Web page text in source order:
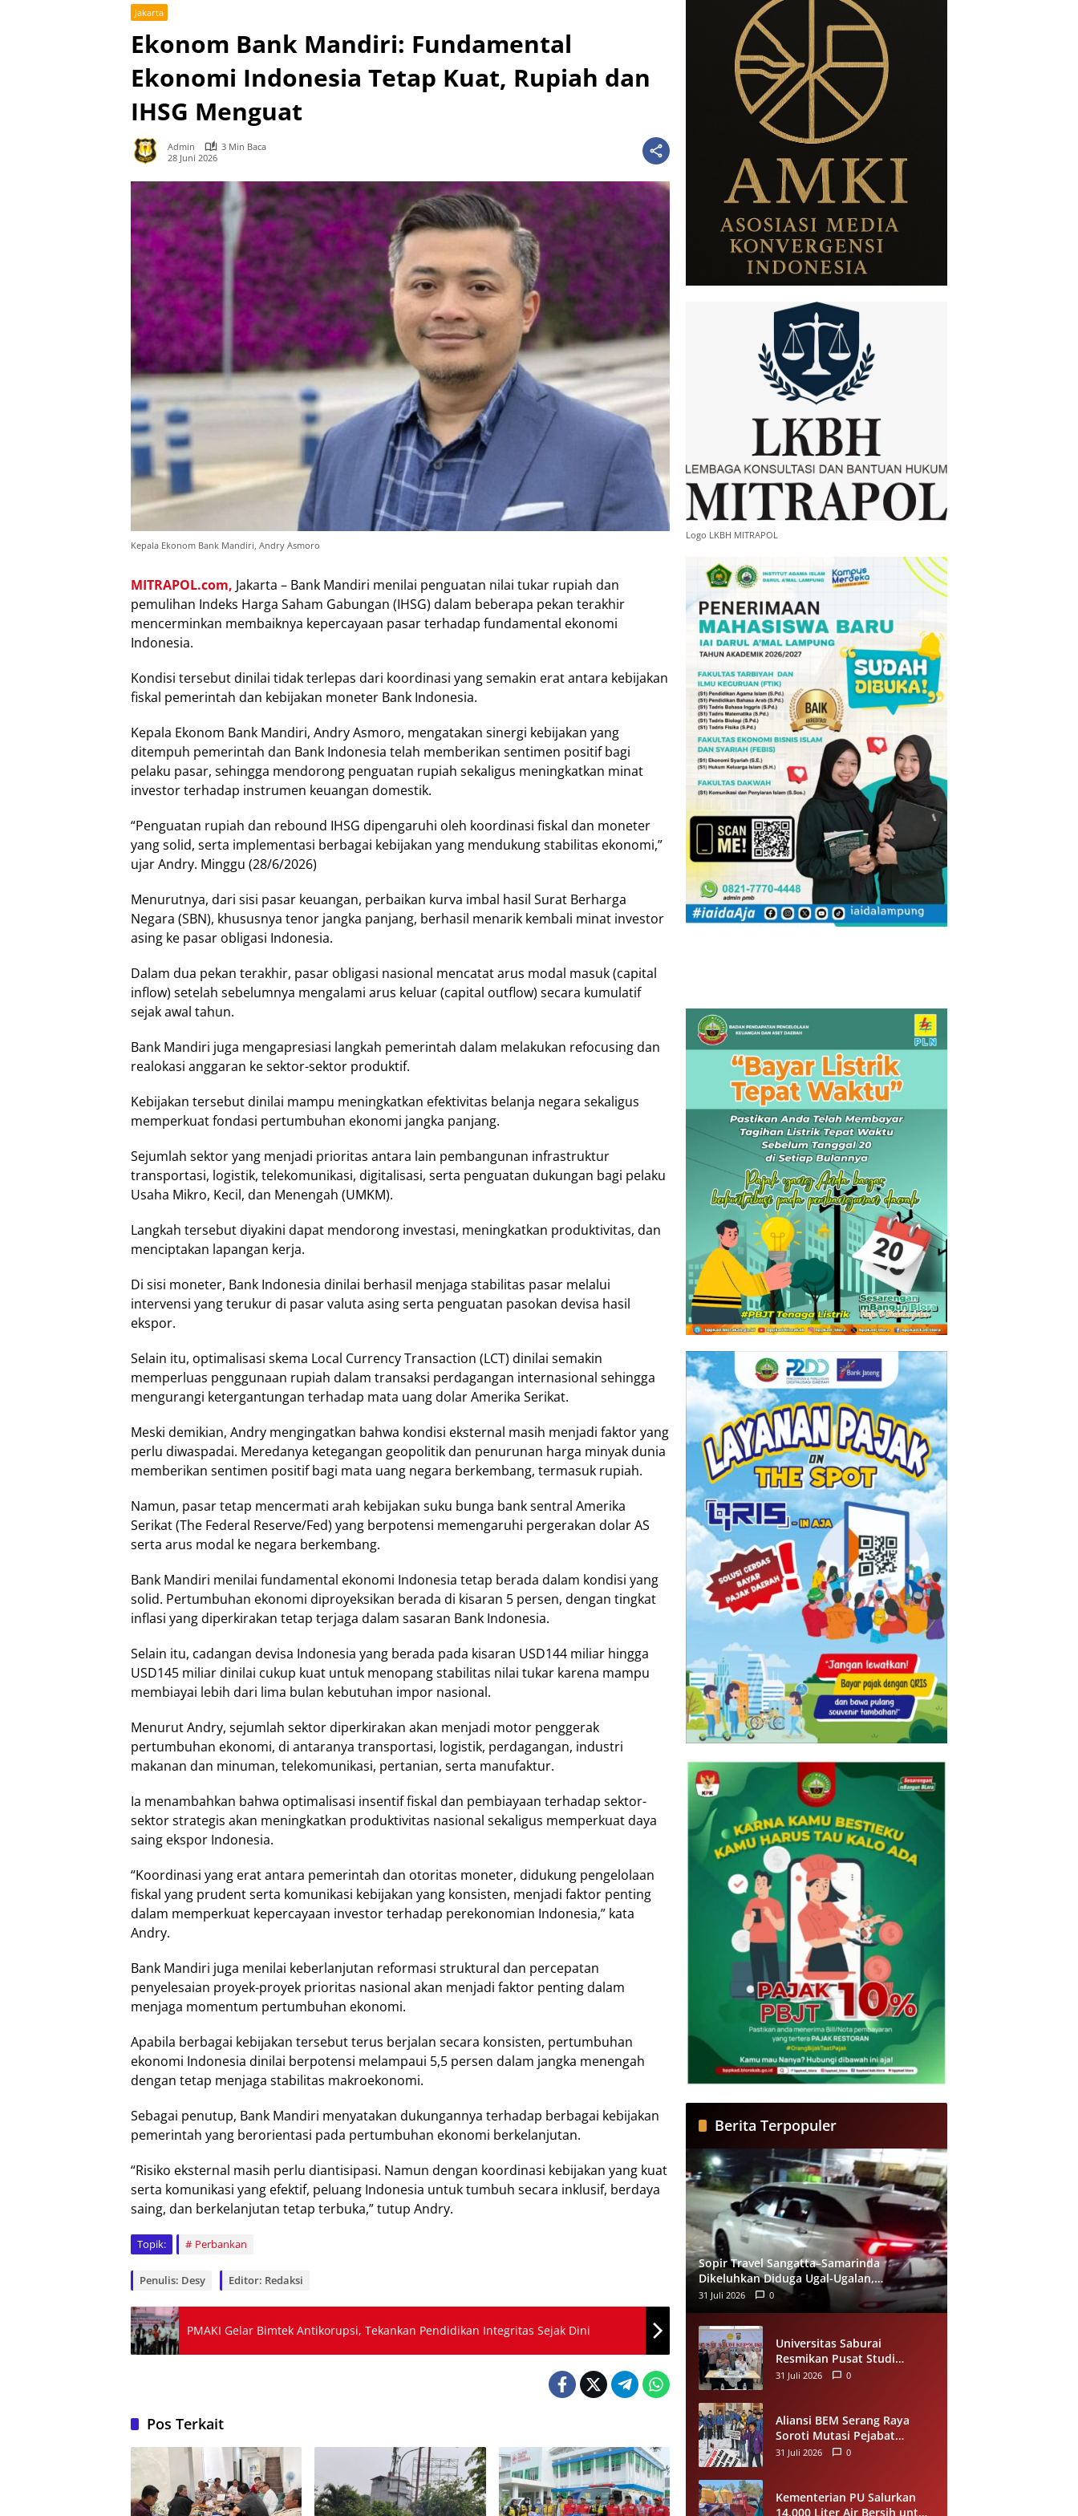
Jakarta
Ekonom Bank Mandiri: Fundamental
Ekonomi Indonesia Tetap Kuat, Rupiah dan
IHSG Menguat
Admin
3 Min Baca
28 Juni 2026
Kepala Ekonom Bank Mandiri, Andry Asmoro
MITRAPOL.com, Jakarta – Bank Mandiri menilai penguatan nilai tukar rupiah dan
pemulihan Indeks Harga Saham Gabungan (IHSG) dalam beberapa pekan terakhir
mencerminkan membaiknya kepercayaan pasar terhadap fundamental ekonomi
Indonesia.
Kondisi tersebut dinilai tidak terlepas dari koordinasi yang semakin erat antara kebijakan
fiskal pemerintah dan kebijakan moneter Bank Indonesia.
Kepala Ekonom Bank Mandiri, Andry Asmoro, mengatakan sinergi kebijakan yang
ditempuh pemerintah dan Bank Indonesia telah memberikan sentimen positif bagi
pelaku pasar, sehingga mendorong penguatan rupiah sekaligus meningkatkan minat
investor terhadap instrumen keuangan domestik.
“Penguatan rupiah dan rebound IHSG dipengaruhi oleh koordinasi fiskal dan moneter
yang solid, serta implementasi berbagai kebijakan yang mendukung stabilitas ekonomi,”
ujar Andry. Minggu (28/6/2026)
Menurutnya, dari sisi pasar keuangan, perbaikan kurva imbal hasil Surat Berharga
Negara (SBN), khususnya tenor jangka panjang, berhasil menarik kembali minat investor
asing ke pasar obligasi Indonesia.
Dalam dua pekan terakhir, pasar obligasi nasional mencatat arus modal masuk (capital
inflow) setelah sebelumnya mengalami arus keluar (capital outflow) secara kumulatif
sejak awal tahun.
Bank Mandiri juga mengapresiasi langkah pemerintah dalam melakukan refocusing dan
realokasi anggaran ke sektor-sektor produktif.
Kebijakan tersebut dinilai mampu meningkatkan efektivitas belanja negara sekaligus
memperkuat fondasi pertumbuhan ekonomi jangka panjang.
Sejumlah sektor yang menjadi prioritas antara lain pembangunan infrastruktur
transportasi, logistik, telekomunikasi, digitalisasi, serta penguatan dukungan bagi pelaku
Usaha Mikro, Kecil, dan Menengah (UMKM).
Langkah tersebut diyakini dapat mendorong investasi, meningkatkan produktivitas, dan
menciptakan lapangan kerja.
Di sisi moneter, Bank Indonesia dinilai berhasil menjaga stabilitas pasar melalui
intervensi yang terukur di pasar valuta asing serta penguatan pasokan devisa hasil
ekspor.
Selain itu, optimalisasi skema Local Currency Transaction (LCT) dinilai semakin
memperluas penggunaan rupiah dalam transaksi perdagangan internasional sehingga
mengurangi ketergantungan terhadap mata uang dolar Amerika Serikat.
Meski demikian, Andry mengingatkan bahwa kondisi eksternal masih menjadi faktor yang
perlu diwaspadai. Meredanya ketegangan geopolitik dan penurunan harga minyak dunia
memberikan sentimen positif bagi mata uang negara berkembang, termasuk rupiah.
Namun, pasar tetap mencermati arah kebijakan suku bunga bank sentral Amerika
Serikat (The Federal Reserve/Fed) yang berpotensi memengaruhi pergerakan dolar AS
serta arus modal ke negara berkembang.
Bank Mandiri menilai fundamental ekonomi Indonesia tetap berada dalam kondisi yang
solid. Pertumbuhan ekonomi diproyeksikan berada di kisaran 5 persen, dengan tingkat
inflasi yang diperkirakan tetap terjaga dalam sasaran Bank Indonesia.
Selain itu, cadangan devisa Indonesia yang berada pada kisaran USD144 miliar hingga
USD145 miliar dinilai cukup kuat untuk menopang stabilitas nilai tukar karena mampu
membiayai lebih dari lima bulan kebutuhan impor nasional.
Menurut Andry, sejumlah sektor diperkirakan akan menjadi motor penggerak
pertumbuhan ekonomi, di antaranya transportasi, logistik, perdagangan, industri
makanan dan minuman, telekomunikasi, pertanian, serta manufaktur.
Ia menambahkan bahwa optimalisasi insentif fiskal dan pembiayaan terhadap sektor-
sektor strategis akan meningkatkan produktivitas nasional sekaligus memperkuat daya
saing ekspor Indonesia.
“Koordinasi yang erat antara pemerintah dan otoritas moneter, didukung pengelolaan
fiskal yang prudent serta komunikasi kebijakan yang konsisten, menjadi faktor penting
dalam memperkuat kepercayaan investor terhadap perekonomian Indonesia,” kata
Andry.
Bank Mandiri juga menilai keberlanjutan reformasi struktural dan percepatan
penyelesaian proyek-proyek prioritas nasional akan menjadi faktor penting dalam
menjaga momentum pertumbuhan ekonomi.
Apabila berbagai kebijakan tersebut terus berjalan secara konsisten, pertumbuhan
ekonomi Indonesia dinilai berpotensi melampaui 5,5 persen dalam jangka menengah
dengan tetap menjaga stabilitas makroekonomi.
Sebagai penutup, Bank Mandiri menyatakan dukungannya terhadap berbagai kebijakan
pemerintah yang berorientasi pada pertumbuhan ekonomi berkelanjutan.
“Risiko eksternal masih perlu diantisipasi. Namun dengan koordinasi kebijakan yang kuat
serta komunikasi yang efektif, peluang Indonesia untuk tumbuh secara inklusif, berdaya
saing, dan berkelanjutan tetap terbuka,” tutup Andry.
Topik: Perbankan
Penulis: Desy Editor: Redaksi
PMAKI Gelar Bimtek Antikorupsi, Tekankan Pendidikan Integritas Sejak Dini
Pos Terkait
Logo LKBH MITRAPOL
Berita Terpopuler
Sopir Travel Sangatta–Samarinda
Dikeluhkan Diduga Ugal-Ugalan,
Penumpang Minta Evaluasi Layanan
31 Juli 2026 0
Universitas Saburai
Resmikan Pusat Studi
Kepolisian, Gandeng Polda
31 Juli 2026 0
Aliansi BEM Serang Raya
Soroti Mutasi Pejabat
Pemkot Serang, Minta
31 Juli 2026 0
Kementerian PU Salurkan
14.000 Liter Air Bersih untuk